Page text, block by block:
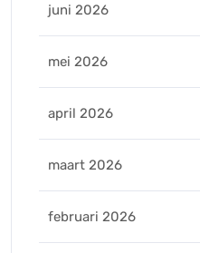
juni 2026
mei 2026
april 2026
maart 2026
februari 2026